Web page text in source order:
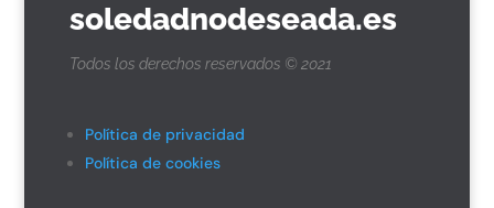
soledadnodeseada.es
Todos los derechos reservados © 2021
Política de privacidad
Política de cookies